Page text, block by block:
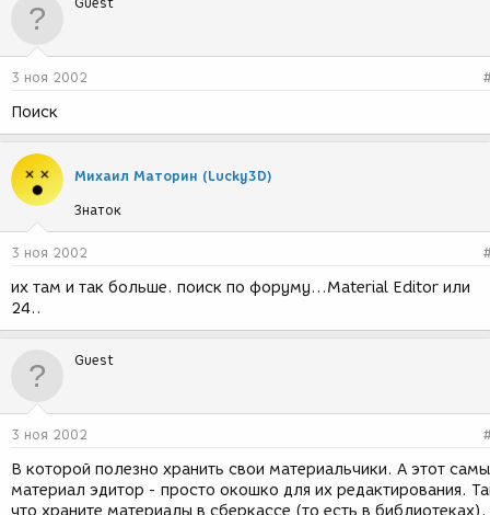
3 ноя 2002
Поиск
Михаил Маторин (Lucky3D)
Знаток
3 ноя 2002
их там и так больше. поиск по форуму...Material Editor или
24..
Guest
3 ноя 2002
В которой полезно хранить свои материальчики. А этот
материал эдитор - просто окошко для их редактирования.
что храните материалы в сберкассе (то есть в библиотеках),